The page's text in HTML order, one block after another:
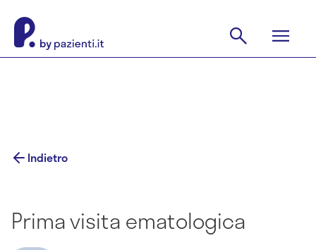
Indietro
Prima visita ematologica